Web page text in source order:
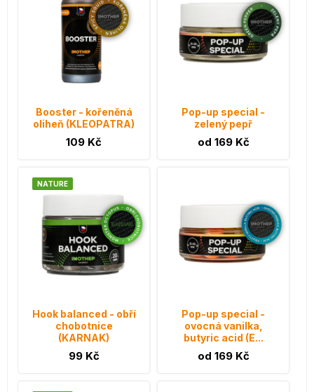
Booster - kořeněná
oliheň (KLEOPATRA)
109 Kč
Pop-up special -
zelený pepř
od 169 Kč
NATURE
Hook balanced - obří
chobotnice
(KARNAK)
99 Kč
Pop-up special -
ovocná vanilka,
butyric acid (E...
od 169 Kč